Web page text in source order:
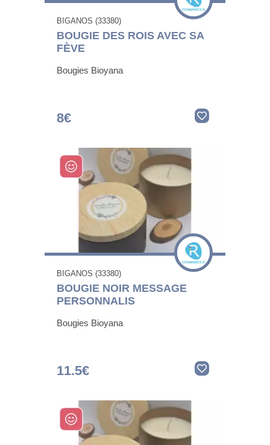
BIGANOS (33380)
BOUGIE DES ROIS AVEC SA
FÈVE
Bougies Bioyana
8€
BIGANOS (33380)
BOUGIE NOIR MESSAGE
PERSONNALIS
Bougies Bioyana
11.5€